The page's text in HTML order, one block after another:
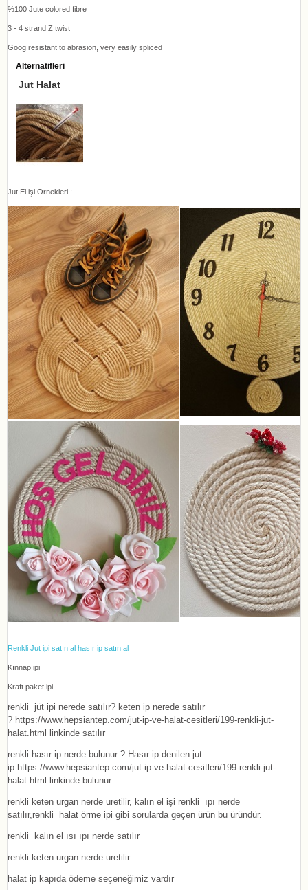
%100 Jute colored fibre
3 - 4 strand Z twist
Goog resistant to abrasion, very easily spliced
Alternatifleri
Jut Halat
Jut El işi Örnekleri :
Renkli Jut ipi satın al hasır ip satın al
Kınnap ipi
Kraft paket ipi
renkli
jüt ipi nerede satılır? keten ip nerede satılır
? https://www.hepsiantep.com/jut-ip-ve-halat-cesitleri/199-renkli-jut-
halat.html linkinde satılır
renkli hasır ip nerde bulunur ? Hasır ip denilen jut
ip https://www.hepsiantep.com/jut-ip-ve-halat-cesitleri/199-renkli-jut-
halat.html linkinde bulunur.
renkli keten urgan nerde uretilir, kalın el işi renkli
ıpı nerde
satılır, renkli halat örme ipi gibi sorularda geçen ürün bu üründür.
renkli kalın el ısı ıpı nerde satılır
renkli keten urgan nerde uretilir
halat ip kapıda ödeme seçeneğimiz vardır